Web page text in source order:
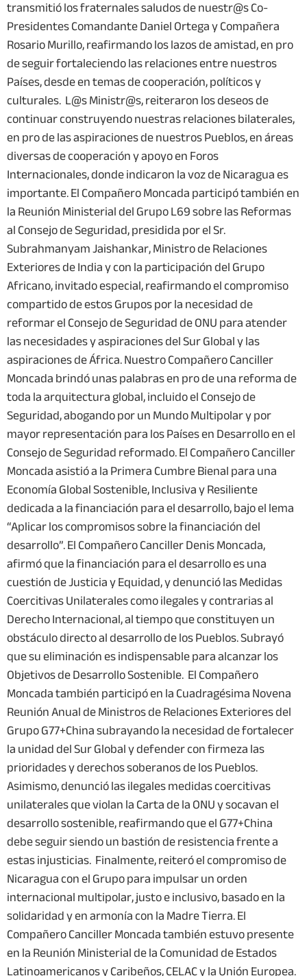
transmitió los fraternales saludos de nuestr@s Co-
Presidentes Comandante Daniel Ortega y Compañera
Rosario Murillo, reafirmando los lazos de amistad, en pro
de seguir fortaleciendo las relaciones entre nuestros
Países, desde en temas de cooperación, políticos y
culturales. L@s Ministr@s, reiteraron los deseos de
continuar construyendo nuestras relaciones bilaterales,
en pro de las aspiraciones de nuestros Pueblos, en áreas
diversas de cooperación y apoyo en Foros
Internacionales, donde indicaron la voz de Nicaragua es
importante. El Compañero Moncada participó también en
la Reunión Ministerial del Grupo L69 sobre las Reformas
al Consejo de Seguridad, presidida por el Sr.
Subrahmanyam Jaishankar, Ministro de Relaciones
Exteriores de India y con la participación del Grupo
Africano, invitado especial, reafirmando el compromiso
compartido de estos Grupos por la necesidad de
reformar el Consejo de Seguridad de ONU para atender
las necesidades y aspiraciones del Sur Global y las
aspiraciones de África. Nuestro Compañero Canciller
Moncada brindó unas palabras en pro de una reforma de
toda la arquitectura global, incluido el Consejo de
Seguridad, abogando por un Mundo Multipolar y por
mayor representación para los Países en Desarrollo en el
Consejo de Seguridad reformado. El Compañero Canciller
Moncada asistió a la Primera Cumbre Bienal para una
Economía Global Sostenible, Inclusiva y Resiliente
dedicada a la financiación para el desarrollo, bajo el lema
“Aplicar los compromisos sobre la financiación del
desarrollo”. El Compañero Canciller Denis Moncada,
afirmó que la financiación para el desarrollo es una
cuestión de Justicia y Equidad, y denunció las Medidas
Coercitivas Unilaterales como ilegales y contrarias al
Derecho Internacional, al tiempo que constituyen un
obstáculo directo al desarrollo de los Pueblos. Subrayó
que su eliminación es indispensable para alcanzar los
Objetivos de Desarrollo Sostenible. El Compañero
Moncada también participó en la Cuadragésima Novena
Reunión Anual de Ministros de Relaciones Exteriores del
Grupo G77+China subrayando la necesidad de fortalecer
la unidad del Sur Global y defender con firmeza las
prioridades y derechos soberanos de los Pueblos.
Asimismo, denunció las ilegales medidas coercitivas
unilaterales que violan la Carta de la ONU y socavan el
desarrollo sostenible, reafirmando que el G77+China
debe seguir siendo un bastión de resistencia frente a
estas injusticias. Finalmente, reiteró el compromiso de
Nicaragua con el Grupo para impulsar un orden
internacional multipolar, justo e inclusivo, basado en la
solidaridad y en armonía con la Madre Tierra. El
Compañero Canciller Moncada también estuvo presente
en la Reunión Ministerial de la Comunidad de Estados